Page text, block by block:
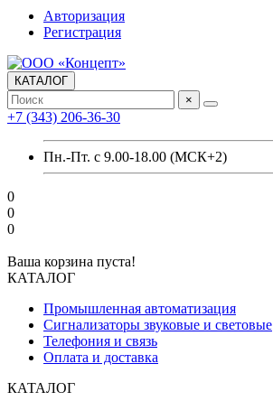
Авторизация
Регистрация
КАТАЛОГ
×
+7 (343) 206-36-30
Пн.-Пт. с 9.00-18.00 (МСК+2)
0
0
0
Ваша корзина пуста!
КАТАЛОГ
Промышленная автоматизация
Сигнализаторы звуковые и световые
Телефония и связь
Оплата и доставка
КАТАЛОГ